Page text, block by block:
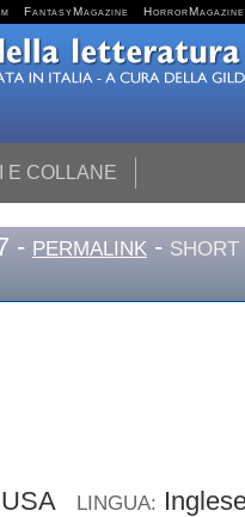
FantasyMagazine HorrorMagazine
E COLLANE
- PERMALINK - SHORT
USA LINGUA: